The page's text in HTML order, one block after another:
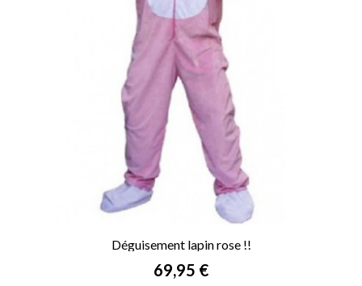
Déguisement lapin rose !!
Prix
69,95 €